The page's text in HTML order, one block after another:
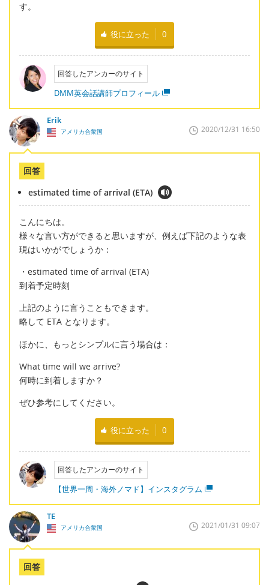
す。
役に立った 0
回答したアンカーのサイト
DMM英会話講師プロフィール
Erik
アメリカ合衆国 2020/12/31 16:50
回答
estimated time of arrival (ETA)
こんにちは。
様々な言い方ができると思いますが、例えば下記のような表
現はいかがでしょうか：
・estimated time of arrival (ETA)
到着予定時刻
上記のように言うこともできます。
略して ETA となります。
ほかに、もっとシンプルに言う場合は：
What time will we arrive?
何時に到着しますか？
ぜひ参考にしてください。
役に立った 0
回答したアンカーのサイト
【世界一周・海外ノマド】インスタグラム
TE
アメリカ合衆国 2021/01/31 09:07
回答